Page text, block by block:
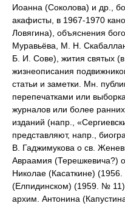
Иоанна (Соколова) и др.,
акафисты, в 1967-1970
Ловягина), объяснения
Муравьёва, М. Н.
Б. И. Сове), жития святых (в
жизнеописания
статьи и заметки. Мн.
перепечатками или
журналов или более
изданий (напр.,
представляют, напр.,
В. Гаджимукова о св.
Авраамия (Терешкевича?)
Николае (Касаткине)
(Елпидинском) (1959. №
архим. Антонина